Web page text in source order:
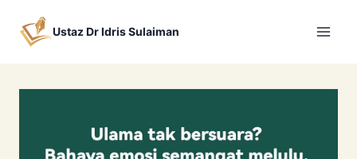
Ustaz Dr Idris Sulaiman